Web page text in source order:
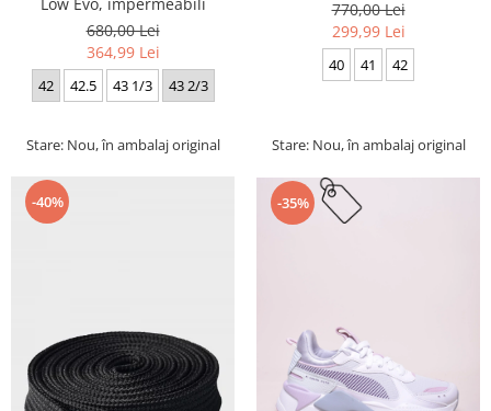
Low Evo, impermeabili
680,00 Lei
364,99 Lei
42 42.5 43 1/3 43 2/3
Stare: Nou, în ambalaj original
770,00 Lei
299,99 Lei
40 41 42
Stare: Nou, în ambalaj original
-40% -35%